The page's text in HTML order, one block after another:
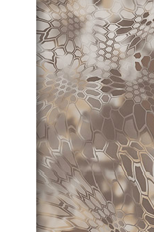
TRIJICON DARK EARTH BROWN